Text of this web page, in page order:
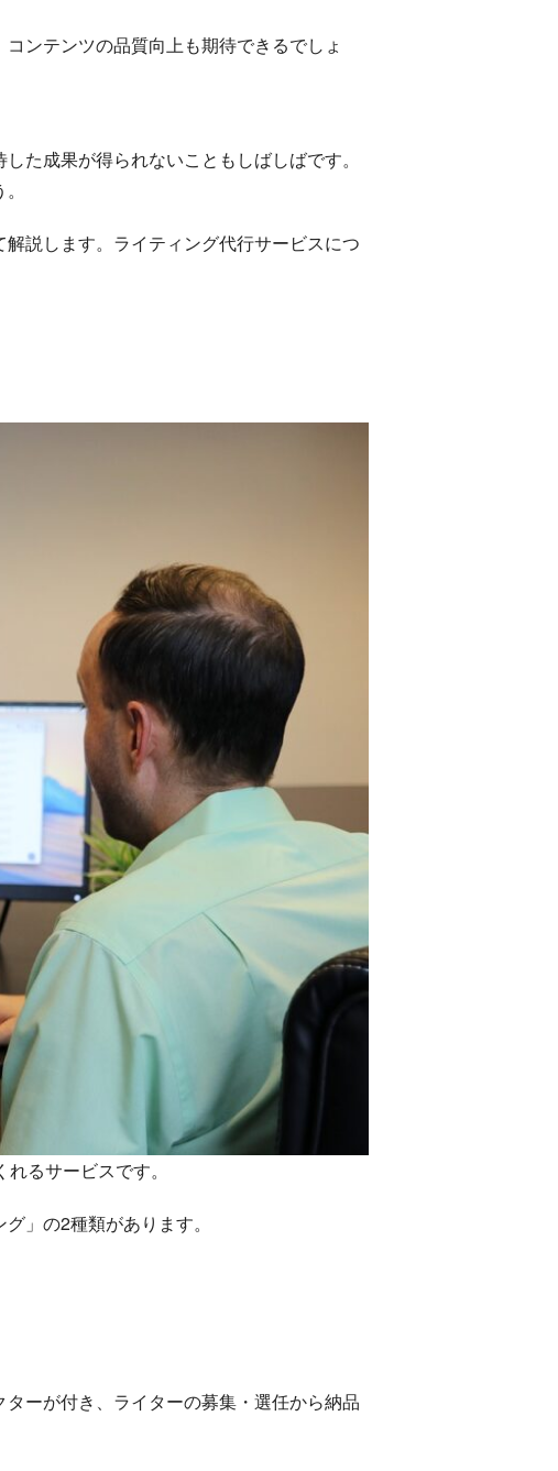
ンテンツの品質向上も期待できるでしょ
た成果が得られないこともしばしばです。
説します。ライティング代行サービスにつ
るサービスです。
」の2種類があります。
ーが付き、ライターの募集・選任から納品